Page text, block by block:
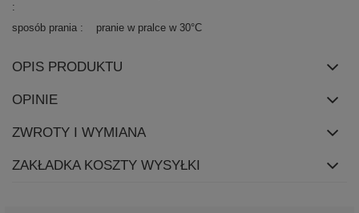
sposób prania pranie w pralce w 30°C
OPIS PRODUKTU
OPINIE
ZWROTY I WYMIANA
ZAKŁADKA KOSZTY WYSYŁKI